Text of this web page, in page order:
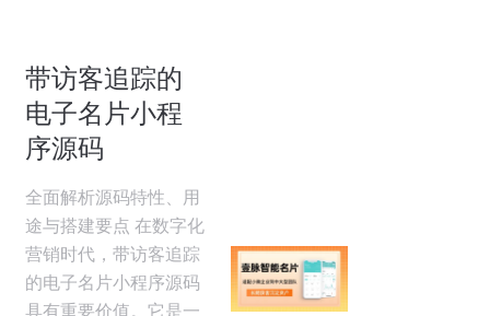
带访客追踪的
电子名片小程
序源码
全面解析源码特性、用
途与搭建要点 在数字化
营销时代，带访客追踪
的电子名片小程序源码
具有重要价值。它是一